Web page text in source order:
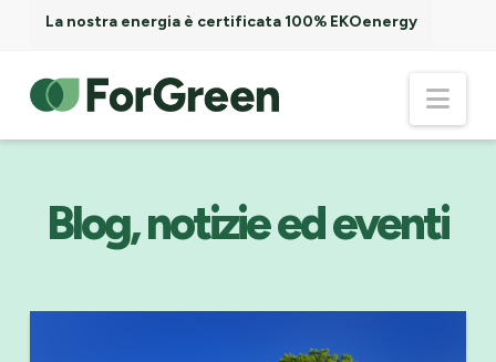
La nostra energia è certificata 100% EKOenergy
ForGreen
Spa
Società
Benefit
Blog, notizie ed eventi